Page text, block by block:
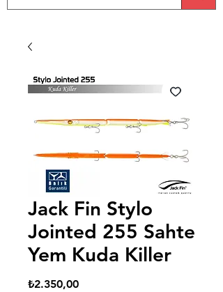
Jack Fin Stylo
Jointed 255 Sahte
Yem Kuda Killer
₺2.350,00Fiyat